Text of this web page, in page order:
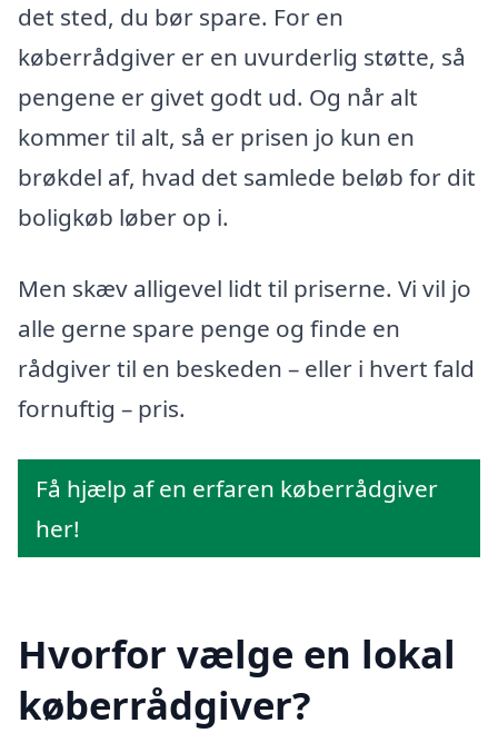
det sted, du bør spare. For en
køberrådgiver er en uvurderlig støtte, så
pengene er givet godt ud. Og når alt
kommer til alt, så er prisen jo kun en
brøkdel af, hvad det samlede beløb for dit
boligkøb løber op i.
Men skæv alligevel lidt til priserne. Vi vil jo
alle gerne spare penge og finde en
rådgiver til en beskeden – eller i hvert fald
fornuftig – pris.
Få hjælp af en erfaren køberrådgiver
her!
Hvorfor vælge en lokal
køberrådgiver?